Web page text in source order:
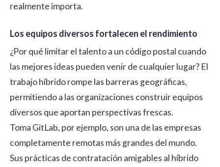
realmente importa.
Los equipos diversos fortalecen el rendimiento
¿Por qué limitar el talento a un código postal cuando
las mejores ideas pueden venir de cualquier lugar? El
trabajo híbrido rompe las barreras geográficas,
permitiendo a las organizaciones construir equipos
diversos que aportan perspectivas frescas.
Toma GitLab, por ejemplo, son una de las empresas
completamente remotas más grandes del mundo.
Sus prácticas de contratación amigables al híbrido